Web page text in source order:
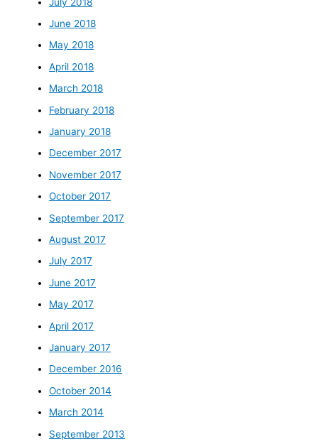
June 2018
May 2018
April 2018
March 2018
February 2018
January 2018
December 2017
November 2017
October 2017
September 2017
August 2017
July 2017
June 2017
May 2017
April 2017
January 2017
December 2016
October 2014
March 2014
September 2013